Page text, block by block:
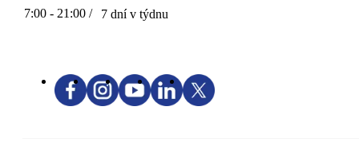
7:00 - 21:00 / 7 dní v týdnu